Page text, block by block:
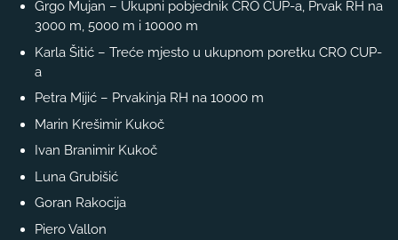
Grgo Mujan – Ukupni pobjednik CRO CUP-a, Prvak RH na
3000 m, 5000 m i 10000 m
Karla Šitić – Treće mjesto u ukupnom poretku CRO CUP-
a
Petra Mijić – Prvakinja RH na 10000 m
Marin Krešimir Kukoč
Ivan Branimir Kukoč
Luna Grubišić
Goran Rakocija
Piero Vallon